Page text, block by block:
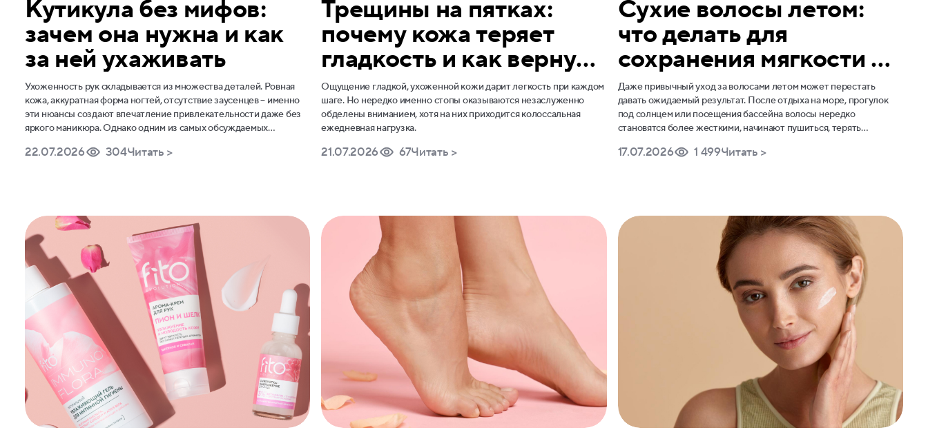
Кутикула без мифов:
зачем она нужна и как
за ней ухаживать
Ухоженность рук складывается из множества деталей. Ровная
кожа, аккуратная форма ногтей, отсутствие заусенцев – именно
эти нюансы создают впечатление привлекательности даже без
яркого маникюра. Однако одним из самых обсуждаемых
необходимо регулярно удалять, другие предпочитают
22.07.2026 304Читать >
Трещины на пятках:
почему кожа теряет
гладкость и как вернуть
ей мягкость
Ощущение гладкой, ухоженной кожи дарит легкость при каждом
шаге. Но нередко именно стопы оказываются незаслуженно
обделены вниманием, хотя на них приходится колоссальная
ежедневная нагрузка.
21.07.2026 67Читать >
Сухие волосы летом:
что делать для
сохранения мягкости и
блеска
Даже привычный уход за волосами летом может перестать
давать ожидаемый результат. После отдыха на море, прогулок
под солнцем или посещения бассейна волосы нередко
становятся более жесткими, начинают пушиться, терять
теплый сезон ваша прическа одновременно сталкивается сразу с
17.07.2026 1 499Читать >